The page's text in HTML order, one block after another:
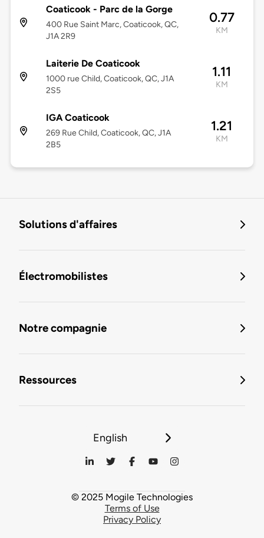
Coaticook - Parc de la Gorge
400 Rue Saint Marc, Coaticook, QC,
J1A 2R9
0.77
KM
Laiterie De Coaticook
1000 rue Child, Coaticook, QC, J1A
2S5
1.11
KM
IGA Coaticook
269 Rue Child, Coaticook, QC, J1A
2B5
1.21
KM
Solutions d'affaires
Électromobilistes
Notre compagnie
Ressources
English
© 2025 Mogile Technologies
Terms of Use
Privacy Policy